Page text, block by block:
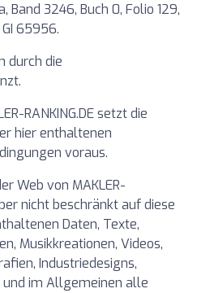
Band 3246, Buch 0, Folio 129,
65956.
durch die
RANKING.DE setzt die
hier enthaltenen
voraus.
Web von MAKLER-
nicht beschränkt auf diese
Daten, Texte,
Musikkreationen, Videos,
Industriedesigns,
und im Allgemeinen alle